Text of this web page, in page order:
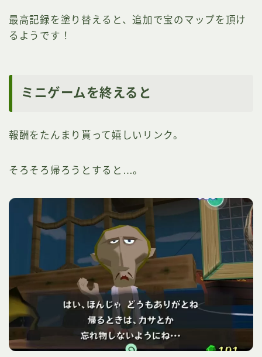
最高記録を塗り替えると、追加で宝のマップを頂け
るようです！
ミニゲームを終えると
報酬をたんまり貰って嬉しいリンク。
そろそろ帰ろうとすると…。